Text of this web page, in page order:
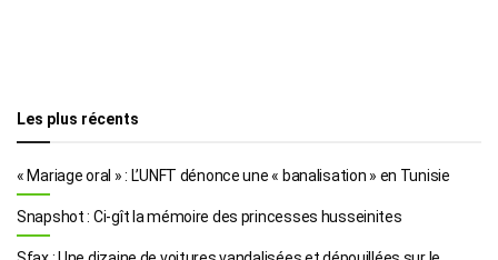
Les plus récents
« Mariage oral » : L’UNFT dénonce une « banalisation » en Tunisie
Snapshot : Ci-gît la mémoire des princesses husseinites